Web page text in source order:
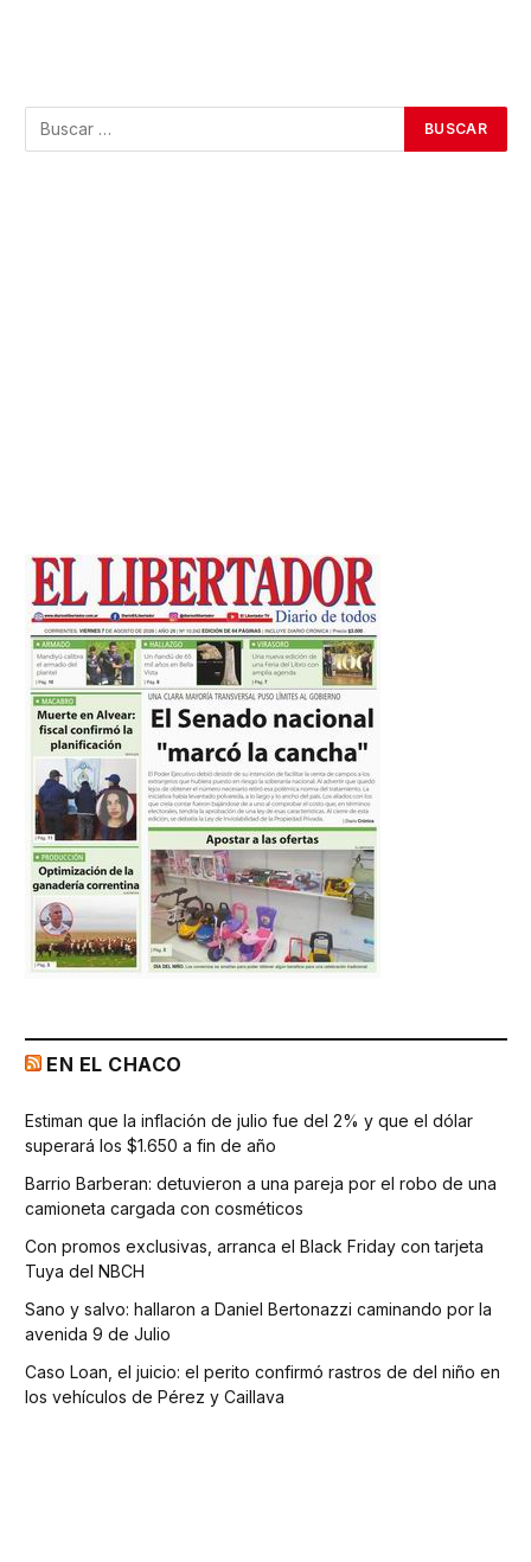
EN EL CHACO
Estiman que la inflación de julio fue del 2% y que el dólar
superará los $1.650 a fin de año
Barrio Barberan: detuvieron a una pareja por el robo de una
camioneta cargada con cosméticos
Con promos exclusivas, arranca el Black Friday con tarjeta
Tuya del NBCH
Sano y salvo: hallaron a Daniel Bertonazzi caminando por la
avenida 9 de Julio
Caso Loan, el juicio: el perito confirmó rastros de del niño en
los vehículos de Pérez y Caillava